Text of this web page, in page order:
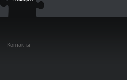
Контакты